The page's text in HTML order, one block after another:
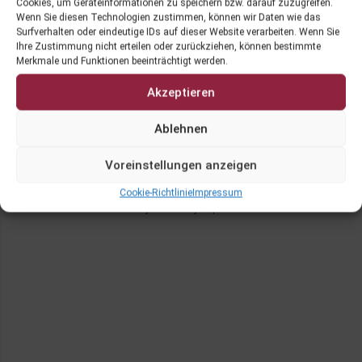
Cookies, um Geräteinformationen zu speichern bzw. darauf zuzugreifen.
Wenn Sie diesen Technologien zustimmen, können wir Daten wie das
Surfverhalten oder eindeutige IDs auf dieser Website verarbeiten. Wenn Sie
Ihre Zustimmung nicht erteilen oder zurückziehen, können bestimmte
Merkmale und Funktionen beeinträchtigt werden.
Akzeptieren
Ablehnen
Voreinstellungen anzeigen
Cookie-RichtlinieImpressum
Login Impressum Cookie-Richtlinie (EU)